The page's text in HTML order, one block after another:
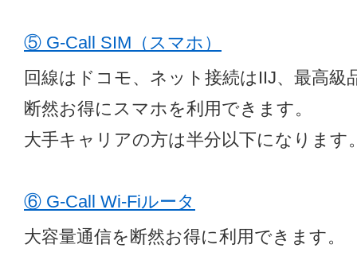
⑤ G-Call SIM（スマホ）
回線はドコモ、ネット接続はIIJ、最高級
断然お得にスマホを利用できます。
大手キャリアの方は半分以下になります
⑥ G-Call Wi-Fiルータ
大容量通信を断然お得に利用できます。